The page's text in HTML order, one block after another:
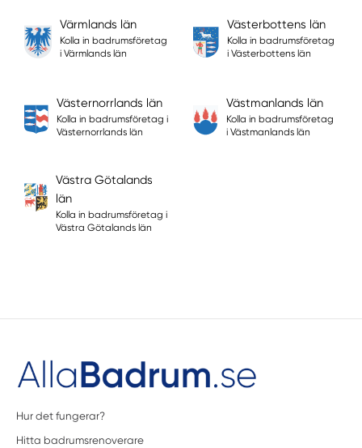
Värmlands län
Kolla in badrumsföretag
i Värmlands län
Västerbottens län
Kolla in badrumsföretag
i Västerbottens län
Västernorrlands län
Kolla in badrumsföretag i
Västernorrlands län
Västmanlands län
Kolla in badrumsföretag
i Västmanlands län
Västra Götalands
län
Kolla in badrumsföretag i
Västra Götalands län
Hur det fungerar?
Hitta badrumsrenoverare